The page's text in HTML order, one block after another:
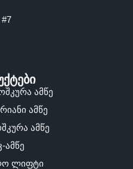
ამწე
ამწე
ამწე
ამწე
ლიფტი